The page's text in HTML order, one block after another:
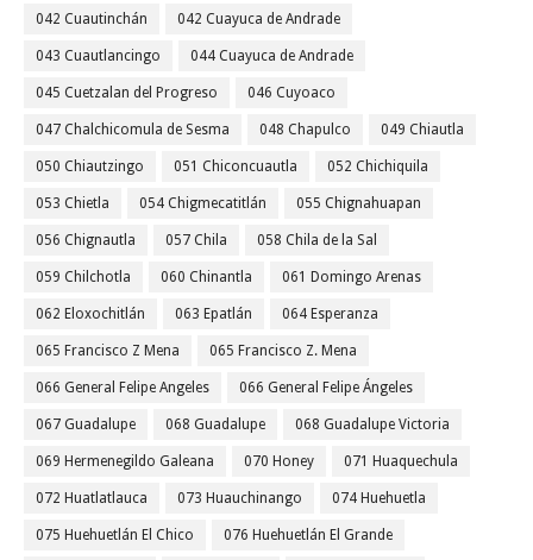
042 Cuautinchán 042 Cuayuca de Andrade
043 Cuautlancingo 044 Cuayuca de Andrade
045 Cuetzalan del Progreso 046 Cuyoaco
047 Chalchicomula de Sesma 048 Chapulco 049 Chiautla
050 Chiautzingo 051 Chiconcuautla 052 Chichiquila
053 Chietla 054 Chigmecatitlán 055 Chignahuapan
056 Chignautla 057 Chila 058 Chila de la Sal
059 Chilchotla 060 Chinantla 061 Domingo Arenas
062 Eloxochitlán 063 Epatlán 064 Esperanza
065 Francisco Z Mena 065 Francisco Z. Mena
066 General Felipe Angeles 066 General Felipe Ángeles
067 Guadalupe 068 Guadalupe 068 Guadalupe Victoria
069 Hermenegildo Galeana 070 Honey 071 Huaquechula
072 Huatlatlauca 073 Huauchinango 074 Huehuetla
075 Huehuetlán El Chico 076 Huehuetlán El Grande